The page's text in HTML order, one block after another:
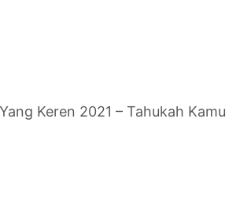
Keren 2021 – Tahukah Kamu